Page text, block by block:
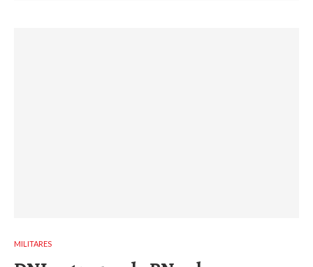
MILITARES